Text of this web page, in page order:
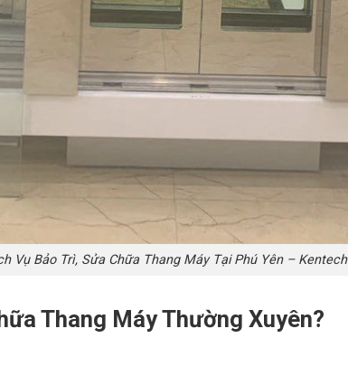
Vụ Bảo Trì, Sửa Chữa Thang Máy Tại Phú Yên – Kentech
Thang Máy Thường Xuyên?